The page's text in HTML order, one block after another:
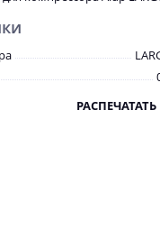
РАСПЕЧАТАТЬ